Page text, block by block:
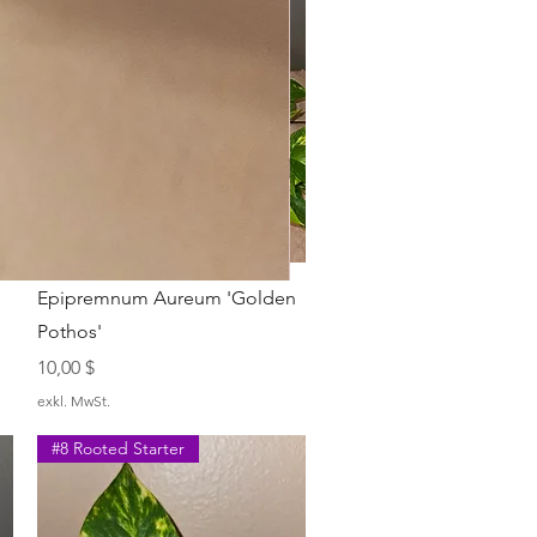
Schnellansicht
Epipremnum Aureum 'Golden
Pothos'
Preis
10,00 $
exkl. MwSt.
#8 Rooted Starter